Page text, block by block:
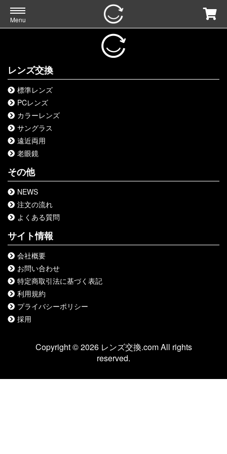
Menu
レンズ交換
標準レンズ
PCレンズ
カラーレンズ
サングラス
遠近両用
老眼鏡
その他
NEWS
注文の流れ
よくある質問
サイト情報
会社概要
お問い合わせ
特定商取引法に基づく表記
利用規約
プライバシーポリシー
採用
Copyright © 2026 レンズ交換.com All rights
reserved.